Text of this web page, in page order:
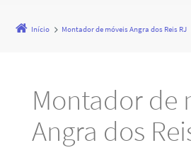
Início Montador de móveis Angra dos Reis RJ
Montador de
Angra dos